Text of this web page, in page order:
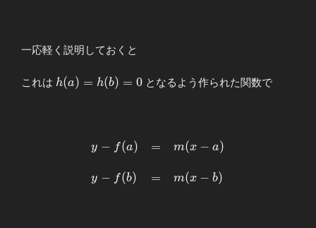
\Bigl(f(a)+
\end{array}
一応軽く説明しておくと
これは h(a)=h(b)=0
h(a) = h(b) = 0 となるよう作られた関数で
\begin{array}
\displaystyle
y − f (a)
y − f (b)
=
=
m(x − a)
m(x − b)